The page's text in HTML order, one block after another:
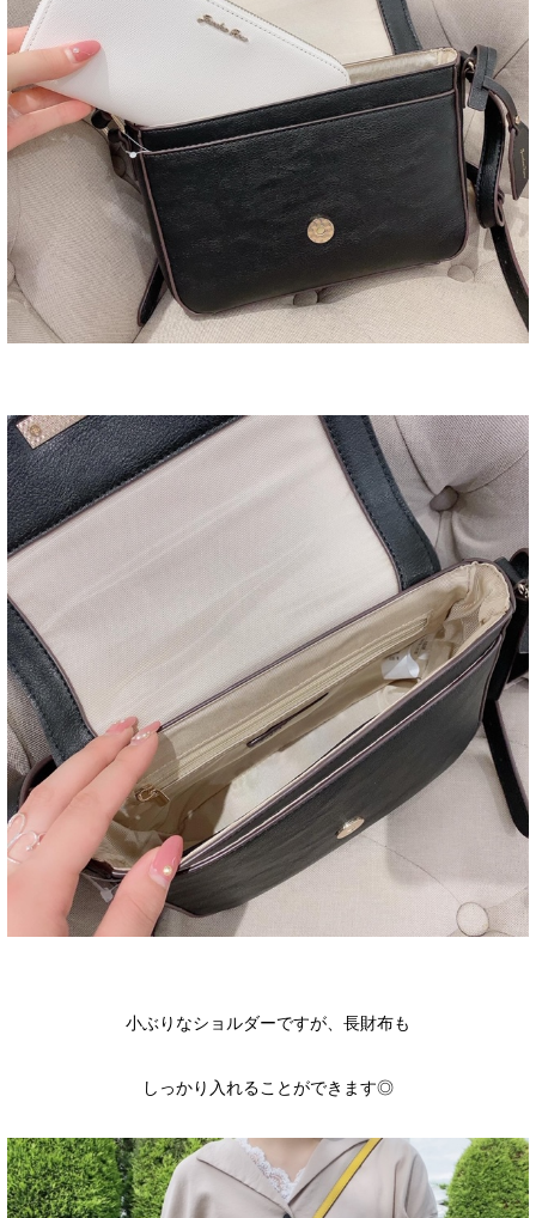
小ぶりなショルダーですが、長財布も
しっかり入れることができます◎